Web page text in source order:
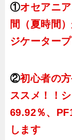
①オセアニ
間（夏時間
ジケーター
②初心者の
ススメ！！
69.92％、
します